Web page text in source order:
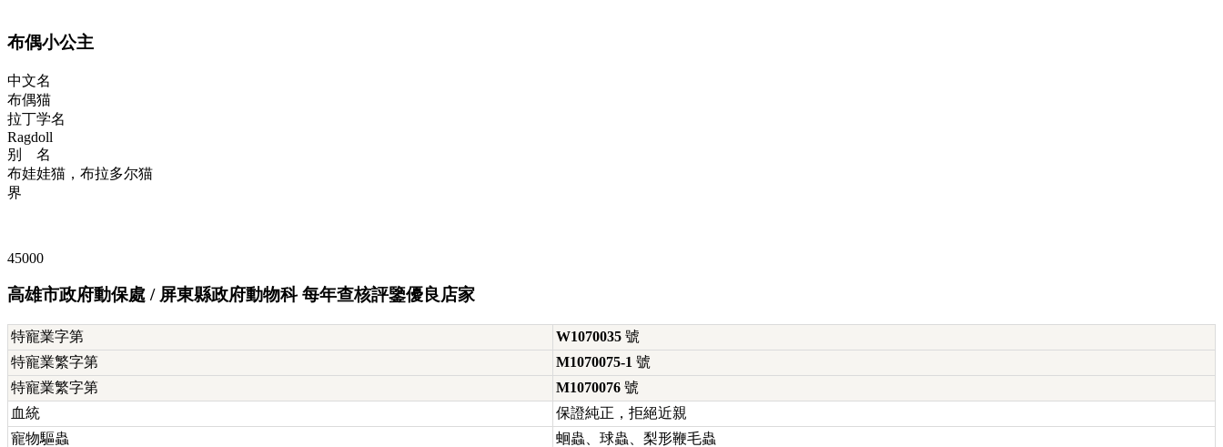
布偶小公主
中文名
布偶猫
拉丁学名
Ragdoll
别 名
布娃娃猫，布拉多尔猫
界
45000
高雄市政府動保處 / 屏東縣政府動物科 每年查核評鑒優良店家
特寵業字第 W1070035 號
特寵業繁字第
M1070075-1 號
特寵業繁字第
M1070076 號
血統
保證純正，拒絕近親
寵物驅蟲
蛔蟲、球蟲、梨形鞭毛蟲